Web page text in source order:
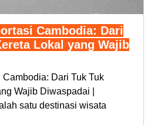
Cambodia: Dari
Lokal yang Wajib
Dari Tuk Tuk
Wajib Diwaspadai |
satu destinasi wisata